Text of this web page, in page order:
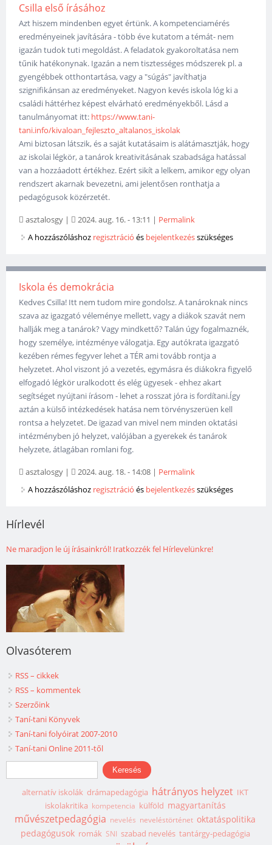
Csilla első írásához
Azt hiszem mindenben egyet értünk. A kompetenciamérés
eredményeinek javítására - több éve kutatom a témát- nem
igazán tudok tuti megoldást. A feladatok gyakoroltatása nem
tűnik hatékonynak. Igazán a nem tisztességes módszerek pl. a
gyengébbek otthontartása, vagy a "súgás" javíthatja
szignifikánsan az eredményeket. Nagyon kevés iskola lóg ki a
családi háttérhez képest elvárható eredményekből. Lásd a
tanulmányomat itt: https://www.tani-
tani.info/kivaloan_fejleszto_altalanos_iskolak
Ami biztosan látszik, és a saját kutatásaim is alátámasztják, hogy
az iskolai légkör, a tanárok kreativitásának szabadsága hatással
van a hozzáadott értékhez. Ezért sikít a lelkem, amikor egy olyan
rendszert akarnak bevezetni, ami jelentősen ronthatja a
pedagógusok közérzetét.
asztalosgy | 2024. aug. 16. - 13:11 | Permalink
A hozzászóláshoz regisztráció és bejelentkezésszükséges
Iskola és demokrácia
Kedves Csilla! Itt nem tudom mire gondolsz. A tanároknak nincs
szava az igazgató véleménye mellett, vagy a diákok szavát nem
hallják meg a tanárok? Vagy mindkettő? Talán úgy fogalmaznék,
hogy személye, intézménye válogatja. Egy autókrata igazgató
kezében rémes fegyver lehet a TÉR ami tovább rontja a
helyzetet. Ahol viszont jó a vezetés, egymásra és diákokra figyelő
elfogadó légkör uralkodott és elég ügyesek - ehhez akart
segítséget nyújtani írásom - lehet a rosszat jóra is fordítani.Így
aztán a külső intézkedések hatása nem törvényszerüen kell
rontsa a helyzetet. De igazad van mivel nem minden oktatási
intézményben jó helyzet, valójában a gyerekek és tanárok
helyzete, átlagában romlani fog.
asztalosgy | 2024. aug. 18. - 14:08 | Permalink
A hozzászóláshoz regisztráció és bejelentkezésszükséges
Hírlevél
Ne maradjon le új írásainkról! Iratkozzék fel Hírlevelünkre!
Olvasóterem
RSS – cikkek
RSS – kommentek
Szerzőink
Taní-tani Könyvek
Taní-tani folyóirat 2007-2010
Taní-tani Online 2011-től
Keresés űrlap
Keresés
alternatív iskolák drámapedagógia hátrányos helyzet IKT
iskolakritika kompetencia külföld magyartanítás
művészetpedagógia nevelés neveléstörténet oktatáspolitika
pedagógusok romák SNI szabad nevelés tantárgy-pedagógia